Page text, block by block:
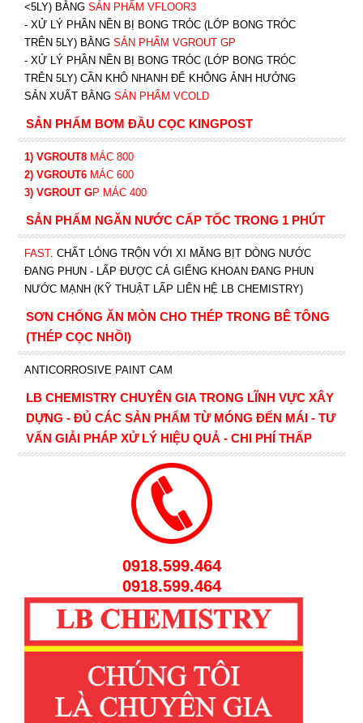
<5LY) BẰNG SẢN PHẨM VFLOOR3
- XỬ LÝ PHẦN NỀN BỊ BONG TRÓC (LỚP BONG TRÓC
TRÊN 5LY) BẰNG SẢN PHẨM VGROUT GP
- XỬ LÝ PHẦN NỀN BỊ BONG TRÓC (LỚP BONG TRÓC
TRÊN 5LY) CẦN KHÔ NHANH ĐỂ KHÔNG ẢNH HƯỞNG
SẢN XUẤT BẰNG SẢN PHẨM VCOLD
SẢN PHẨM BƠM ĐẦU CỌC KINGPOST
1) VGROUT8 MÁC 800
2) VGROUT6MÁC 600
3) VGROUT GP MÁC 400
SẢN PHẨM NGĂN NƯỚC CẤP TỐC TRONG 1 PHÚT
FAST. CHẤT LỎNG TRỘN VỚI XI MĂNG BỊT DÒNG NƯỚC
ĐANG PHUN - LẤP ĐƯỢC CẢ GIẾNG KHOAN ĐANG PHUN
NƯỚC MẠNH (KỸ THUẬT LẤP LIÊN HỆ LB CHEMISTRY)
SƠN CHỐNG ĂN MÒN CHO THÉP TRONG BÊ TÔNG
(THÉP CỌC NHỒI)
ANTICORROSIVE PAINT CAM
LB CHEMISTRY CHUYÊN GIA TRONG LĨNH VỰC XÂY
DỰNG - ĐỦ CÁC SẢN PHẨM TỪ MÓNG ĐẾN MÁI - TƯ
VẤN GIẢI PHÁP XỬ LÝ HIỆU QUẢ - CHI PHÍ THẤP
0918.599.464
0918.599.464